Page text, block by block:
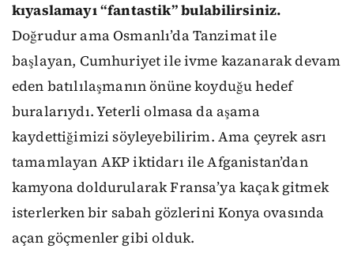
kıyaslamayı “fantastik” bulabilirsiniz.
Doğrudur ama Osmanlı’da Tanzimat ile
başlayan, Cumhuriyet ile ivme kazanarak devam
eden batılılaşmanın önüne koyduğu hedef
buralarıydı. Yeterli olmasa da aşama
kaydettiğimizi söyleyebilirim. Ama çeyrek asrı
tamamlayan AKP iktidarı ile Afganistan’dan
kamyona doldurularak Fransa’ya kaçak gitmek
isterlerken bir sabah gözlerini Konya ovasında
açan göçmenler gibi olduk.